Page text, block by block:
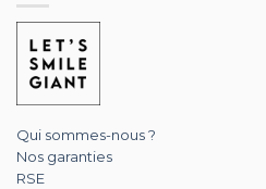
Qui sommes-nous ?
Nos garanties
RSE